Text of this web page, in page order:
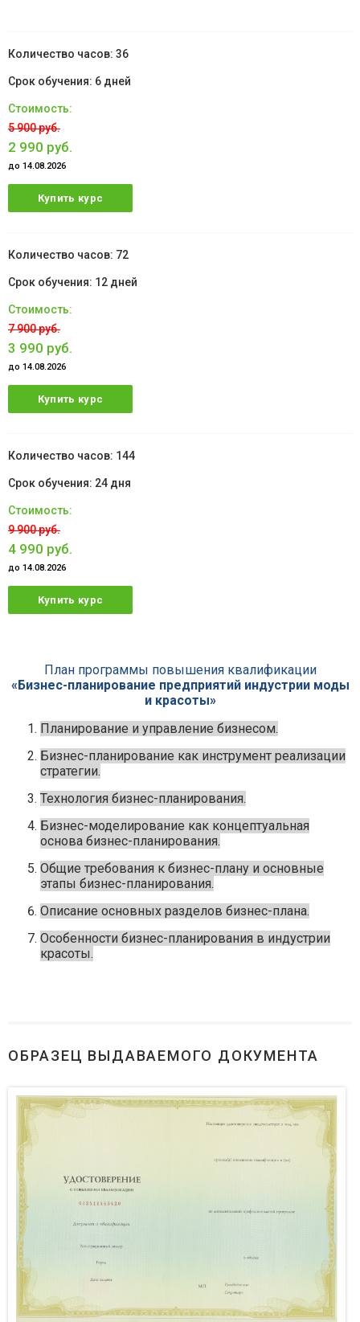
36
6 дней
5 900 руб.
2 990 руб.
до 14.08.2026
Купить курс
72
12 дней
7 900 руб.
3 990 руб.
до 14.08.2026
Купить курс
144
24 дня
9 900 руб.
4 990 руб.
до 14.08.2026
Купить курс
План программы повышения квалификации
«Бизнес-планирование предприятий индустрии моды
и красоты»
Планирование и управление бизнесом.
Бизнес-планирование как инструмент реализации
стратегии.
Технология бизнес-планирования.
Бизнес-моделирование как концептуальная
основа бизнес-планирования.
Общие требования к бизнес-плану и основные
этапы бизнес-планирования.
Описание основных разделов бизнес-плана.
Особенности бизнес-планирования в индустрии
красоты.
ОБРАЗЕЦ ВЫДАВАЕМОГО ДОКУМЕНТА